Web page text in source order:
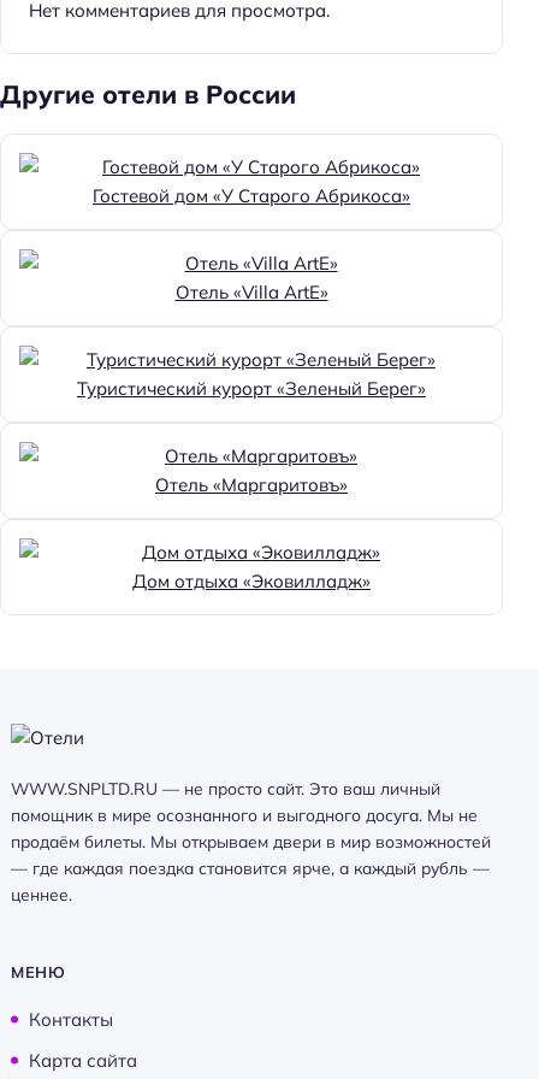
Доступность помещения на инвалидной коляске:
частично доступно
Парковка
Парковка
Особенности
Главное
Кондиционер в номере
Оплата картой
Нет комментариев для просмотра.
Другие отели в России
Гостевой дом «У Старого Абрикоса»
Отель «Villa ArtE»
Туристический курорт «Зеленый Берег»
Отель «Маргаритовъ»
Дом отдыха «Эковилладж»
WWW.SNPLTD.RU — не просто сайт. Это ваш личный
помощник в мире осознанного и выгодного досуга. Мы не
продаём билеты. Мы открываем двери в мир возможностей
— где каждая поездка становится ярче, а каждый рубль —
ценнее.
МЕНЮ
Контакты
Карта сайта